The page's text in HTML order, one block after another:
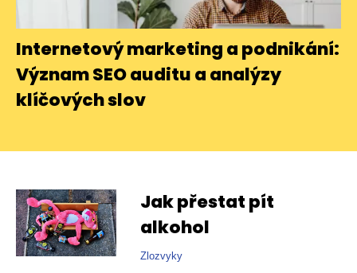
Internetový marketing a podnikání:
Význam SEO auditu a analýzy
klíčových slov
Jak přestat pít
alkohol
Zlozvyky